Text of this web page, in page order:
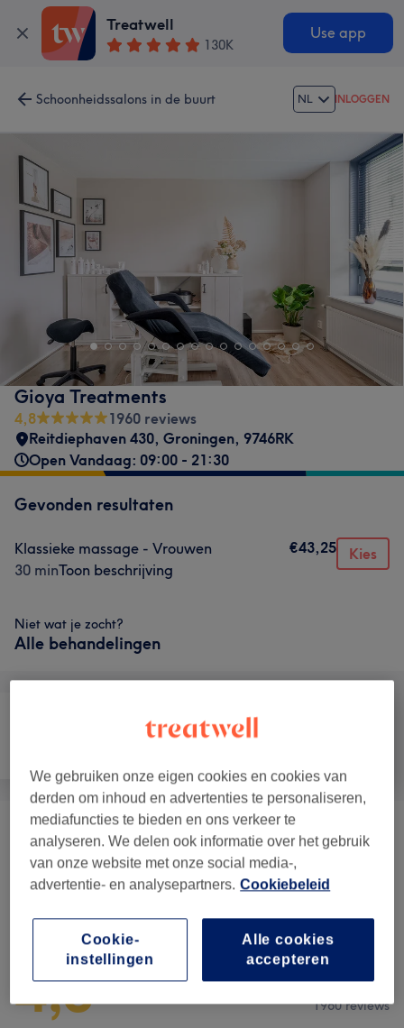
Treatwell
130K
Use app
Schoonheidssalons in de buurt NL INLOGGEN
Gioya Treatments
4,8
1960 reviews
Reitdiephaven 430, Groningen, 9746RK
Open Vandaag: 09:00 - 21:30
Gevonden resultaten
Klassieke massage - Vrouwen
30 minToon beschrijving
€43,25 Kies
Niet wat je zocht?
Alle behandelingen
Massages (2 vanaf €43,25
4,8 1960 reviews
We gebruiken onze eigen cookies en cookies van
derden om inhoud en advertenties te personaliseren,
mediafuncties te bieden en ons verkeer te
analyseren. We delen ook informatie over het gebruik
van onze website met onze social media-,
advertentie- en analysepartners. Cookiebeleid
Alle cookies
accepteren
Cookie-
instellingen